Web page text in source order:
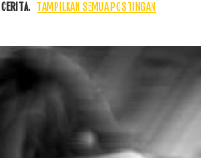
CERITA. TAMPILKAN SEMUA POSTINGAN